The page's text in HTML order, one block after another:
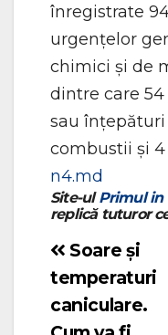
înregistrate
urgențelor
chimici și de
dintre care
sau înțepături
combustii și 4
n4.md
Site-ulPrimul in
replică tuturor
Navigare
în
articole
Soare și
temperaturi
caniculare.